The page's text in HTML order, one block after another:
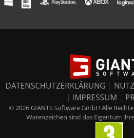
DATENSCHUTZERKLÄRUNG |
| IMPRESSUM |
© 2026 GIANTS Software GmbH Alle
Warenzeichen sind das Eigentum